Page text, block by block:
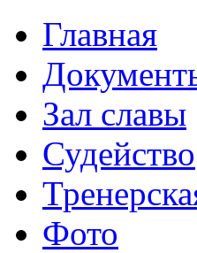
Главная
Зал славы
Судейство
Фото